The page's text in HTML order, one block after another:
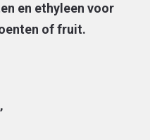
en ethyleen voor
of fruit.